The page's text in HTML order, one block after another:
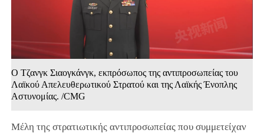
Ο Τζανγκ Σιαογκάνγκ, εκπρόσωπος της αντιπροσωπείας του
Λαϊκού Απελευθερωτικού Στρατού και της Λαϊκής Ένοπλης
Αστυνομίας. /CMG
Μέλη της στρατιωτικής αντιπροσωπείας που συμμετείχαν